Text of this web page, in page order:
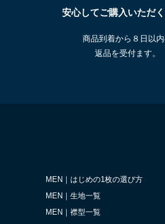
安心してご購入いただ
商品到着から８日以
返品を受付ます。
MEN｜はじめの1枚の選び方
MEN｜生地一覧
MEN｜襟型一覧